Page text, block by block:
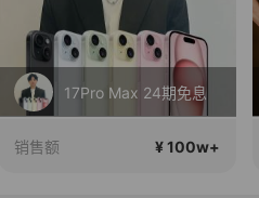
维密中国十周年 与你如此闪耀 抖音超级品牌日
销售额 ¥ 100w+